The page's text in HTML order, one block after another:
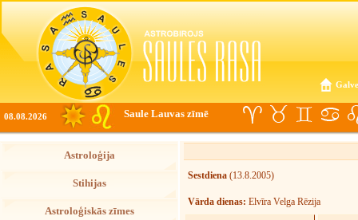
08.08.2026 Saule Lauvas zīmē
Astroloģija
Stihijas
Astroloģiskās zīmes
Sestdiena (13.8.2005)
Vārda dienas: Elvīra Velga Rēzija